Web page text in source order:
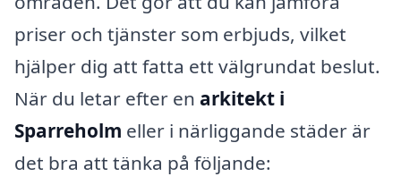
priser och tjänster som erbjuds, vilket
hjälper dig att fatta ett välgrundat beslut.
När du letar efter en arkitekt i
Sparreholm eller i närliggande städer är
det bra att tänka på följande: